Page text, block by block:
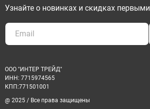
Узнайте о новинках и скидках первыми
ООО "ИНТЕР ТРЕЙД"
ИНН: 7715974565
КПП:771501001
@ 2025 / Все права защищены